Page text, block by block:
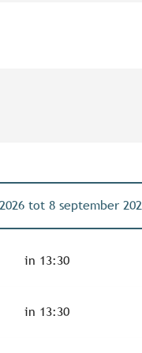
tot 8 september
in 13:30
in 13:30